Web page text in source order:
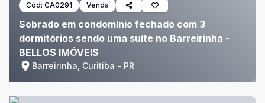
Cód: CA0291 Venda
Sobrado em condomínio fechado com 3
dormitórios sendo uma suíte no Barreirinha -
BELLOS IMÓVEIS
Barreirinha, Curitiba - PR